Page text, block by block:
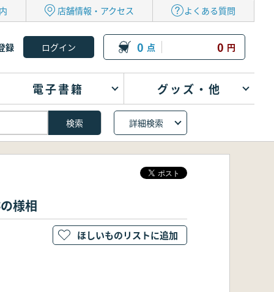
店舗情報・アクセス よくある質問
録 0 点 0 円
電子書籍 グッズ・他
詳細検索
様相
ほしいものリストに追加